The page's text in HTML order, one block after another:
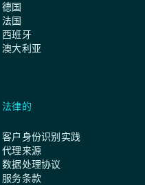
德国
法国
西班牙
澳大利亚
法律的
客户身份识别实践
代理来源
数据处理协议
服务条款